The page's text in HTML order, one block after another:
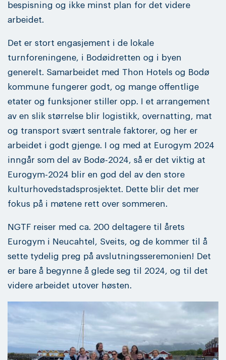
bespisning og ikke minst plan for det videre
arbeidet.
Det er stort engasjement i de lokale
turnforeningene, i Bodøidretten og i byen
generelt. Samarbeidet med Thon Hotels og Bodø
kommune fungerer godt, og mange offentlige
etater og funksjoner stiller opp. I et arrangement
av en slik størrelse blir logistikk, overnatting, mat
og transport svært sentrale faktorer, og her er
arbeidet i godt gjenge. I og med at Eurogym 2024
inngår som del av Bodø-2024, så er det viktig at
Eurogym-2024 blir en god del av den store
kulturhovedstadsprosjektet. Dette blir det mer
fokus på i møtene rett over sommeren.
NGTF reiser med ca. 200 deltagere til årets
Eurogym i Neucahtel, Sveits, og de kommer til å
sette tydelig preg på avslutningsseremonien! Det
er bare å begynne å glede seg til 2024, og til det
videre arbeidet utover høsten.